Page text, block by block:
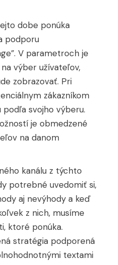
dobe ponúka
podporu
V parametroch je
výber užívateľov,
zobrazovať. Pri
zákazníkom
svojho výberu.
je obmedzené
na danom
kanálu z týchto
potrebné uvedomiť si,
aj nevýhody a keď
z nich, musíme
ktoré ponúka.
stratégia podporená
textami